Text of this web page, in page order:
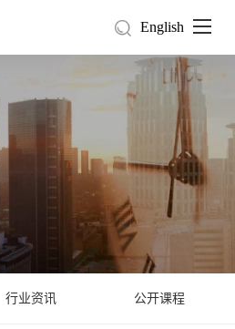
English
行业资讯 公开课程